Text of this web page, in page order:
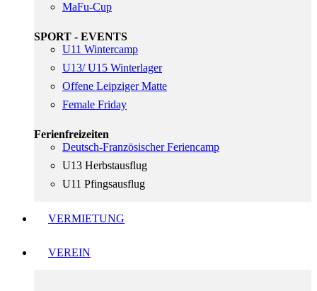
MaFu-Cup
SPORT - EVENTS
U11 Wintercamp
U13/ U15 Winterlager
Offene Leipziger Matte
Female Friday
Ferienfreizeiten
Deutsch-Französischer Feriencamp
U13 Herbstausflug
U11 Pfingsausflug
VERMIETUNG
VEREIN